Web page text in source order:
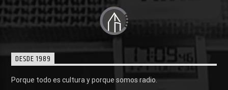
DESDE 1989
Porque todo es cultura y porque somos radio.